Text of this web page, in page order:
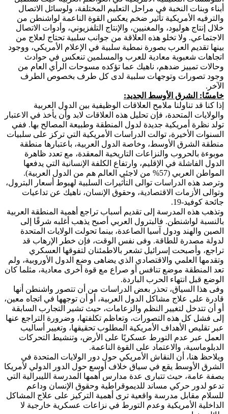
أبناء وبنات النخبة في مراحل التعليم المختلفة، ولوسائل الاتصال
والترفيه الأمريكية تأثير ضخم يعكس القوة الناعمة لواشنطن من
خلال إنتاج هوليود، والمغنيين، والإنتاج التلفزيوني، وأدوات الاتصال
الاجتماعي. ولا تخلو هذه العلاقة من جوانب سلبية تحتاج لعلاج من
بينها تقديم العرب بصورة نمطية سلبية في الإعلام الأمريكي، ووجود
اتجاهات شعبوية معادية للعرب والمسلمين تنعكس في حوادث
وحالات تمييز ضدهم، ناهيك عما تؤكده مسوحات الرأي العام من
وجود تصورات وتوجهات سلبية لدى كل طرف بخصوص الطرف
الآخر.
خامسًا: الشرق الأوسط الجديد:
إذا كنا قد تناولنا ملامح العلاقات الوظيفية بين الدول العربية
والولايات المتحدة، فإن تحليل هذه العلاقات لابد وأن يأخذ في الاعتبار
تولد نظرة أمريكية جديدة لدول المنطقة وطبيعة المصالح بها. ففي
السنوات الأخيرة، توالت الدراسات الأمريكية التي تركز على سلبيات
منطقة الشرق الأوسط، وخاصة الدول العربية، باعتبارها منطقة
موبوءة بالحروب والنزاعات التاريخية المعقدة، مع تعدد ظاهرة
الدول الفاشلة في الإقليم، وارتفاع الكلفة الإنسانية التي يدفعها
المواطن العربي (57% من لاجئي العالم هم من الدول العربية).
وترصد هذه الدراسات توالى التأثيرات السلبية لهبوط أسعار البترول،
وتوالى الأزمات الاقتصادية، وحقوق الإنسان، ناهيك عن تداعيات
جائحة كوفيد-19.
وتذهب هذه المدرسة إلى تقديم أسباب تراجع أهمية المنطقة العربية
بالنسبة لواشنطن. فالبترول العربي أصبح يذهب أغلبه شرقًا إلى
الصين والهند ودول آسيا الصاعدة، بينما تحولت الولايات المتحدة
لدولة مصدرة للطاقة. وفى نفس الوقت، فإن خطر الإرهاب قد
تراجع، وأصبحت إسرائيل تشعر بالاطمئنان لتفوقها العسكري
وتقدمها العلمي والاقتصادي الذي يضاهى وضع الدول الأوروبية، ولم
تعد المنطقة موضع تنافس أو صراع مع قوة أخرى معادية، مثلما كان
الوضع قبل انتهاء الحرب الباردة.
وفى هذا السياق، تحذر بعض الدراسات من أن تتصور واشنطن أنها
قادرة على علاج مشاكل الدول العربية، أو أن توجهها في اتجاه معين،
أو أن تتدخل لتغيير النظم والزعامات، حيث تشير التجارب السابقة
إلى فشل كل هذه التصورات، وتعاظم تكلفتها، وضرورة التراجع عنها
عبر تقليص الأهداف الأمريكية المطلوب تحقيقها، وتغيير أساليب
العمل عبر عدم التورط عسكريًا على الأرض، وتنشيط التحركات
الدبلوماسية، والاعتماد على القوة الناعمة.
ويلاحظ هنا، أن النقاش الأمريكي حول دور الولايات المتحدة في
الشرق الأوسط يقع في سياق خلاف أوسع حول الدور الدولي لأمريكا
بصفة عامة، حيث تتبارى عدة مدارس أهمها المدرسة الليبرالية التي
تدعو لدور حركي مساند للديموقراطية وحقوق الإنسان وداعم
للسلام مقابل مدرسة واقعية ترى أهمية التركيز على علاج المشاكل
الداخلية الأمريكية وعدم التورط في نزاعات عسكرية خارجية لا